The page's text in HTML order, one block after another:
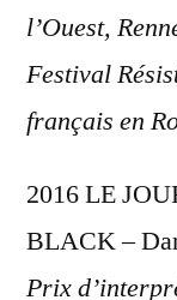
l’Ouest,
Festival
français en
2016 LE
BLACK –
Prix